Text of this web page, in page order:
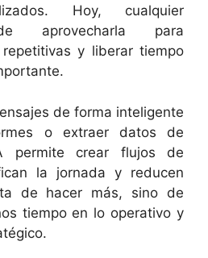
Hoy, cualquier
aprovecharla para
y liberar tiempo
de forma inteligente
o extraer datos de
permite crear flujos de
la jornada y reducen
de hacer más, sino de
tiempo en lo operativo y